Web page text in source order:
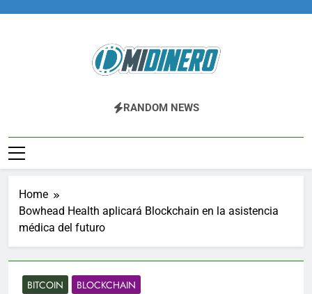
Midinero.co
Fintech, Criptomonedas
RANDOM NEWS
Home
Bowhead Health aplicará Blockchain en la asistencia
médica del futuro
BITCOIN BLOCKCHAIN